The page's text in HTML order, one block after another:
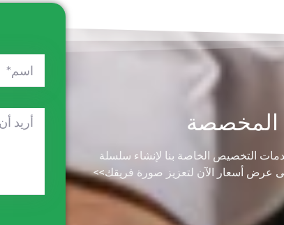
المخصصة
التخصيص الخاصة بنا لإنشاء سلسلة
عرض أسعار الآن لتعزيز صورة فريقك>>